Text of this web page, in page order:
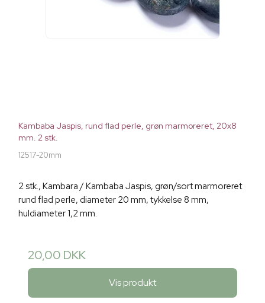
Kambaba Jaspis, rund flad perle, grøn marmoreret, 20x8
mm. 2 stk.
12517-20mm
2 stk., Kambara / Kambaba Jaspis, grøn/sort marmoreret
rund flad perle, diameter 20 mm, tykkelse 8 mm,
huldiameter 1,2 mm.
20,00 DKK
Vis produkt